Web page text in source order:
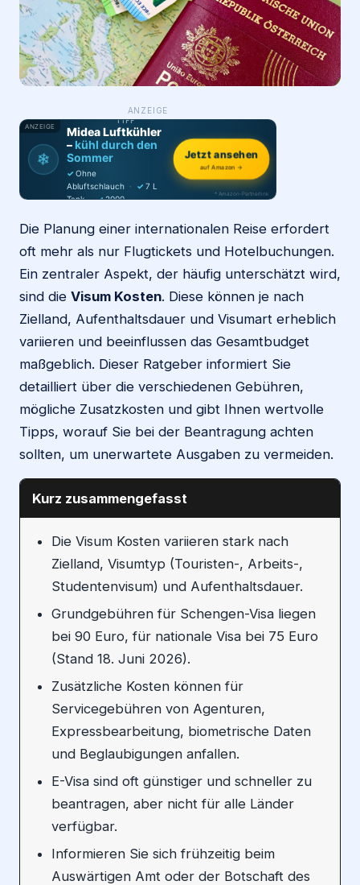
Login
ANZEIGE
ANZEIGE
❄
PRODUKT-
TIPP
Midea Luftkühler
–kühl durch den
Sommer
✓ Ohne
Abluftschlauch · ✓ 7 L
Tank · ✓2000
Jetzt ansehen
auf Amazon →
* Amazon-Partnerlink
Die Planung einer internationalen Reise erfordert
oft mehr als nur Flugtickets und Hotelbuchungen.
Ein zentraler Aspekt, der häufig unterschätzt wird,
sind die Visum Kosten. Diese können je nach
Zielland, Aufenthaltsdauer und Visumart erheblich
variieren und beeinflussen das Gesamtbudget
maßgeblich. Dieser Ratgeber informiert Sie
detailliert über die verschiedenen Gebühren,
mögliche Zusatzkosten und gibt Ihnen wertvolle
Tipps, worauf Sie bei der Beantragung achten
sollten, um unerwartete Ausgaben zu vermeiden.
Kurz zusammengefasst
Die Visum Kosten variieren stark nach
Zielland, Visumtyp (Touristen-, Arbeits-,
Studentenvisum) und Aufenthaltsdauer.
Grundgebühren für Schengen-Visa liegen
bei 90 Euro, für nationale Visa bei 75 Euro
(Stand 18. Juni 2026).
Zusätzliche Kosten können für
Servicegebühren von Agenturen,
Expressbearbeitung, biometrische Daten
und Beglaubigungen anfallen.
E-Visa sind oft günstiger und schneller zu
beantragen, aber nicht für alle Länder
verfügbar.
Informieren Sie sich frühzeitig beim
Auswärtigen Amt oder der Botschaft des